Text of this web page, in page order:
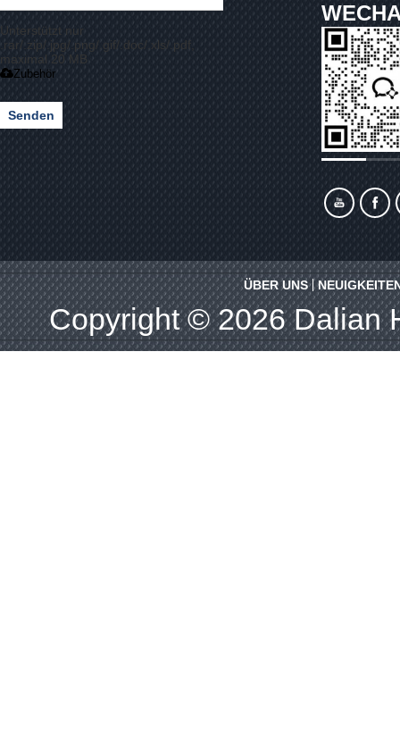
Unterstützt nur
.rar/.zip/.jpg/.png/.gif/.doc/.xls/.pdf,
maximal 20 MB
Zubehör
Senden
ÜBER UNS
Copyright © 2026Dalian